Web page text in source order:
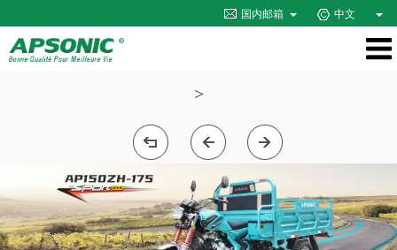
国内邮箱 中文
>